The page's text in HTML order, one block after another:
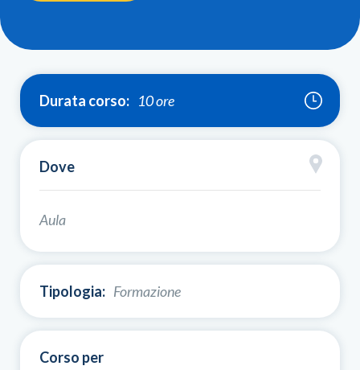
Durata corso: 10 ore
Dove
Aula
Tipologia: Formazione
Corso per